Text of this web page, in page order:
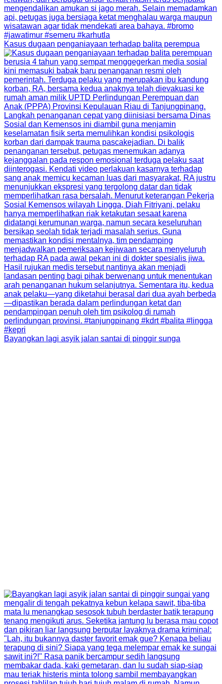
Kasus dugaan penganiayaan terhadap balita perempua
Bayangkan lagi asyik jalan santai di pinggir sunga